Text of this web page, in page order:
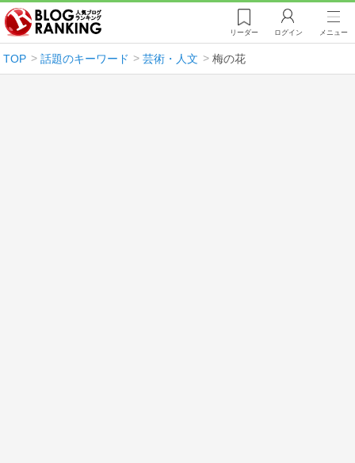
リーダー ログイン メニュー
TOP 話題のキーワード 芸術・人文 梅の花